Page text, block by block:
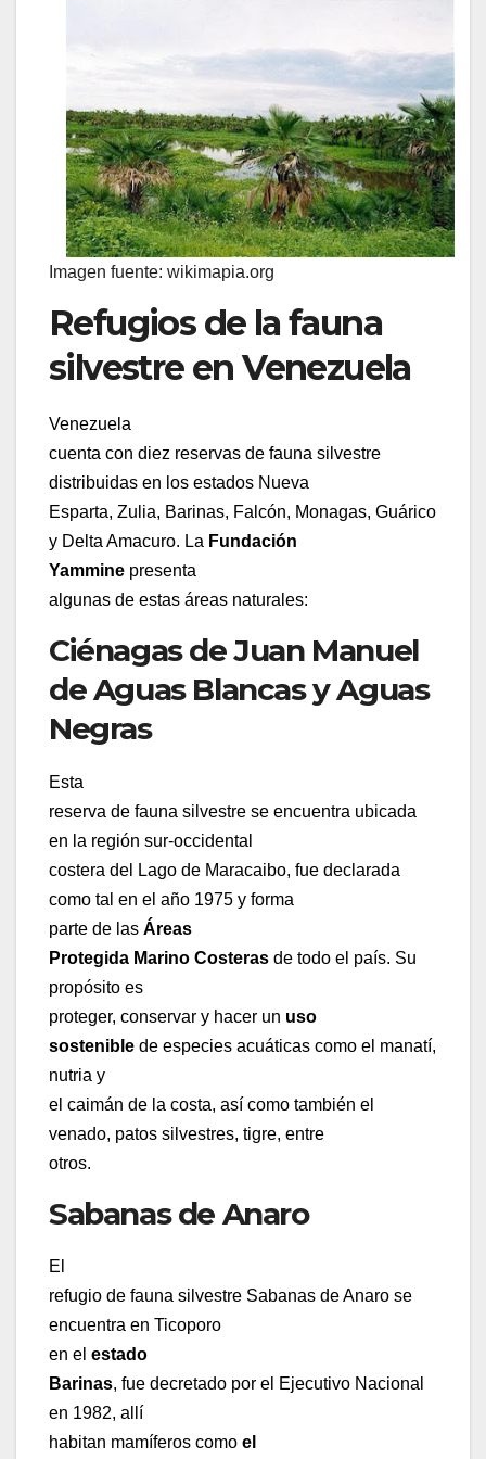
Imagen fuente: wikimapia.org
Refugios de la fauna
silvestre en Venezuela
Venezuela
cuenta con diez reservas de fauna silvestre
distribuidas en los estados Nueva
Esparta, Zulia, Barinas, Falcón, Monagas, Guárico
y Delta Amacuro. La Fundación
Yammine presenta
algunas de estas áreas naturales:
Ciénagas de Juan Manuel
de Aguas Blancas y Aguas
Negras
Esta
reserva de fauna silvestre se encuentra ubicada
en la región sur-occidental
costera del Lago de Maracaibo, fue declarada
como tal en el año 1975 y forma
parte de las Áreas
Protegida Marino Costeras de todo el país. Su
propósito es
proteger, conservar y hacer un uso
sostenible de especies acuáticas como el manatí,
nutria y
el caimán de la costa, así como también el
venado, patos silvestres, tigre, entre
otros.
Sabanas de Anaro
El
refugio de fauna silvestre Sabanas de Anaro se
encuentra en Ticoporo
en el estado
Barinas, fue decretado por el Ejecutivo Nacional
en 1982, allí
habitan mamíferos como el